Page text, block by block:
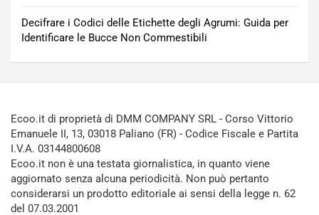
Decifrare i Codici delle Etichette degli Agrumi: Guida per
Identificare le Bucce Non Commestibili
Ecoo.it di proprietà di DMM COMPANY SRL - Corso Vittorio
Emanuele II, 13, 03018 Paliano (FR) - Codice Fiscale e Partita
I.V.A. 03144800608
Ecoo.it non è una testata giornalistica, in quanto viene
aggiornato senza alcuna periodicità. Non può pertanto
considerarsi un prodotto editoriale ai sensi della legge n. 62
del 07.03.2001